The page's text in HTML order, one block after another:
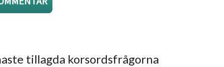
tillagda korsordsfrågorna